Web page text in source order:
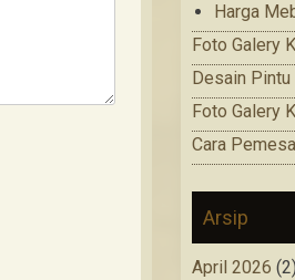
Harga
Foto Galery
Desain
Foto Galery
Cara
Arsip
April 2026 (2)